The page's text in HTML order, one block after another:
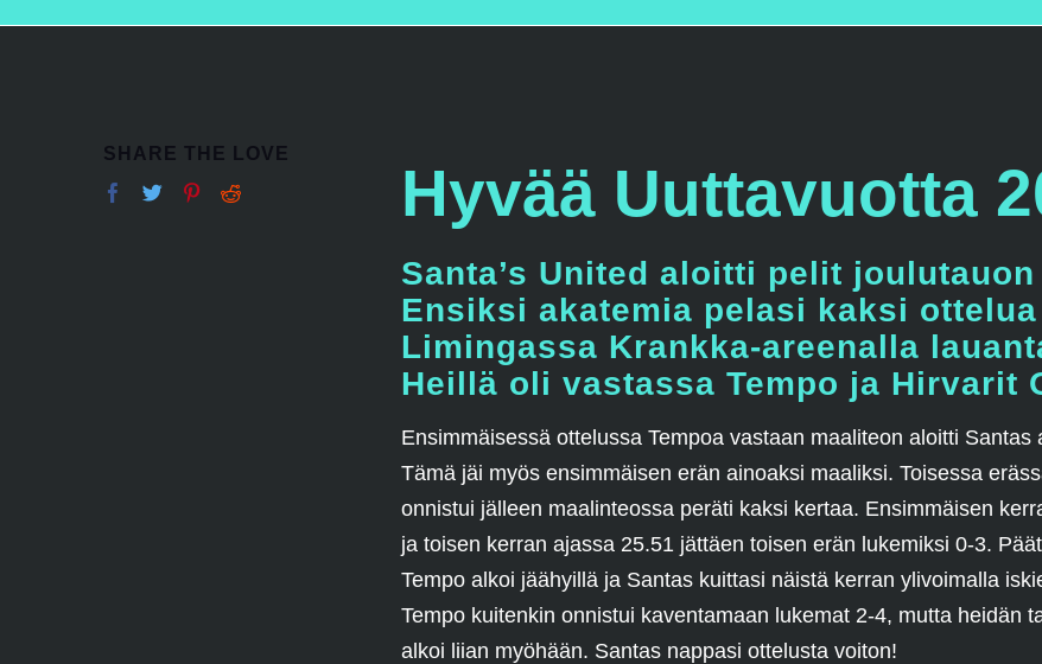
Hyvää Uuttavuotta
Santa’s United aloitti pelit joulutauon
Ensiksi akatemia pelasi kaksi ottelua
Limingassa Krankka-areenalla
Heillä oli vastassa Tempo ja Hirvarit
Ensimmäisessä ottelussa Tempoa vastaan maaliteon aloitti Santas
Tämä jäi myös ensimmäisen erän ainoaksi maaliksi. Toisessa
onnistui jälleen maalinteossa peräti kaksi kertaa. Ensimmäisen
ja toisen kerran ajassa 25.51 jättäen toisen erän lukemiksi 0-3.
Tempo alkoi jäähyillä ja Santas kuittasi näistä kerran ylivoimalla
Tempo kuitenkin onnistui kaventamaan lukemat 2-4, mutta heidän
alkoi liian myöhään. Santas nappasi ottelusta voiton!
SHARE THE LOVE